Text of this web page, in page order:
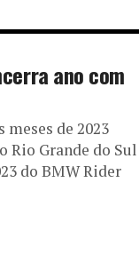
ano com
de 2023
Rio Grande do Sul
do BMW Rider